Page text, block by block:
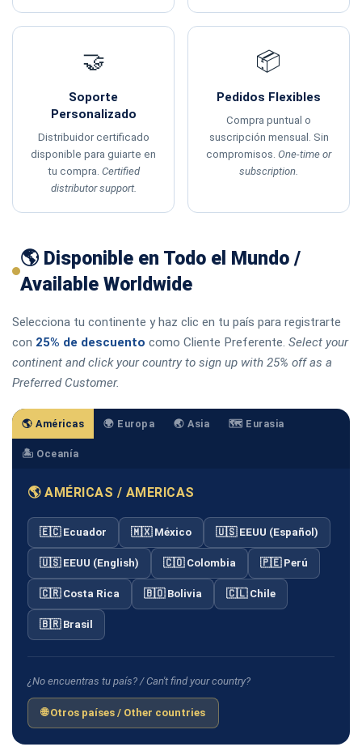
🤝
Soporte
Personalizado
Distribuidor certificado
disponible para guiarte en
tu compra. Certified
distributor support.
📦
Pedidos Flexibles
Compra puntual o
suscripción mensual. Sin
compromisos. One-time or
subscription.
🌎 Disponible en Todo el Mundo /
Available Worldwide
Selecciona tu continente y haz clic en tu país para registrarte
con 25% de descuento como Cliente Preferente. Select your
continent and click your country to sign up with 25% off as a
Preferred Customer.
🌎 Américas 🌍 Europa 🌏 Asia 🗺️ Eurasia
🏝️ Oceanía
🌎 AMÉRICAS / AMERICAS
🇪🇨 Ecuador 🇲🇽 México 🇺🇸 EEUU (Español)
🇺🇸 EEUU (English) 🇨🇴 Colombia 🇵🇪 Perú
🇨🇷 Costa Rica 🇧🇴 Bolivia 🇨🇱 Chile
🇧🇷 Brasil
¿No encuentras tu país? / Can't find your country?
🌐 Otros países / Other countries